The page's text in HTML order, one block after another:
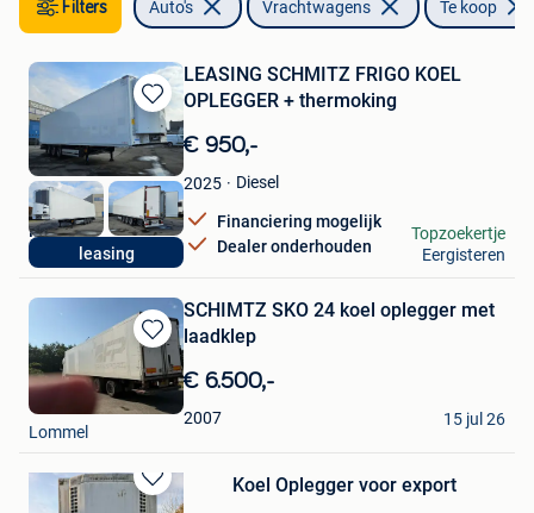
Filters Auto's Vrachtwagens Te koop
Bewaren
in
Mijn
Favorieten
leasing
LEASING SCHMITZ FRIGO KOEL
OPLEGGER + thermoking
€ 950,-
2025 Diesel
Financiering mogelijk
Dealer onderhouden
MrLease
Hooglede
Topzoekertje
Eergisteren
Bewaren
in
Mijn
Favorieten
SCHIMTZ SKO 24 koel oplegger met
laadklep
€ 6.500,-
2007
Ultimatecars
Lommel
15 jul 26
Bewaren
Koel Oplegger voor export